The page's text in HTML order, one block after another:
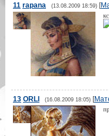
11 rapana (13.08.2009 18:59)[
13 ORLI (16.08.2009 18:05)[